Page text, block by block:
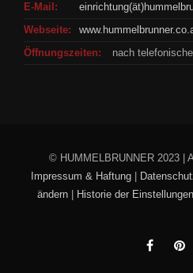
E-Mail:
Webseite:
Öffnungszeiten:
nach
© HUMMELBRUNNER 2023 |
Impressum & Haftung
ändern
Historie der Einstellungen